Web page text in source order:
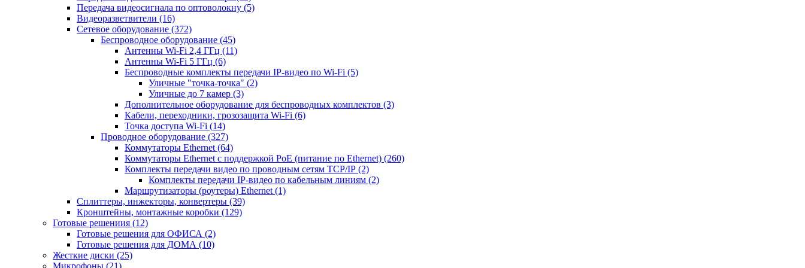
Передача видеосигнала по оптоволокну (5)
Видеоразветвители (16)
Сетевое оборудование (372)
Беспроводное оборудование (45)
Антенны Wi-Fi 2,4 ГГц (11)
Антенны Wi-Fi 5 ГГц (6)
Беспроводные комплекты передачи IP-видео по Wi-Fi (5)
Уличные "точка-точка" (2)
Уличные до 7 камер (3)
Дополнительное оборудование для беспроводных комплектов (3)
Кабели, переходники, грозозащита Wi-Fi (6)
Точка доступа Wi-Fi (14)
Проводное оборудование (327)
Коммутаторы Ethernet (64)
Коммутаторы Ethernet с поддержкой PoE (питание по Ethernet) (260)
Комплекты передачи видео по проводным сетям TCP/IP (2)
Комплекты передачи IP-видео по кабельным линиям (2)
Маршрутизаторы (роутеры) Ethernet (1)
Сплиттеры, инжекторы, конвертеры (39)
Кронштейны, монтажные коробки (129)
Готовые решениия (12)
Готовые решения для ОФИСА (2)
Готовые решения для ДОМА (10)
Жесткие диски (25)
Микрофоны (21)